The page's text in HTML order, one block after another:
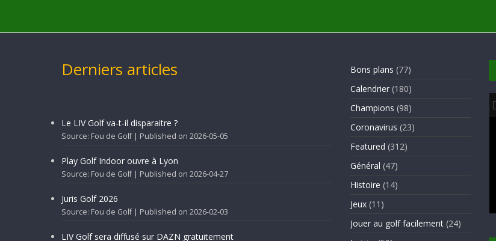
Derniers articles
Le LIV Golf va-t-il disparaitre ?
Source: Fou de Golf Published on 2026-05-05
Play Golf Indoor ouvre à Lyon
Source: Fou de Golf Published on 2026-04-27
Juris Golf 2026
Source: Fou de Golf Published on 2026-02-03
LIV Golf sera diffusé sur DAZN gratuitement
Bons plans (77)
Calendrier (180)
Champions (98)
Coronavirus (23)
Featured (312)
Général (47)
Histoire (14)
Jeux (11)
Jouer au golf facilement (24)